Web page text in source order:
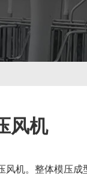
风机
机。整体模压成